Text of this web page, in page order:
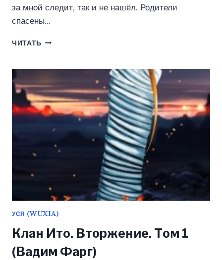
за мной следит, так и не нашёл. Родители
спасены…
ЧИТАТЬ ДОМ
3
(ВАДИМ
ФАРГ)
УСЯ (WUXIA)
Клан Ито. Вторжение. Том 1
(Вадим Фарг)